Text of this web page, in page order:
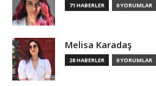
71 HABERLER 0 YORUMLAR
Melisa Karadaş
28 HABERLER 0 YORUMLAR